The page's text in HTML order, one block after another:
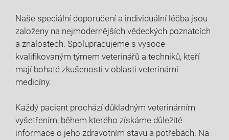
Naše speciální doporučení a individuální léčba jsou
založeny na nejmodernějších vědeckých poznatcích
a znalostech. Spolupracujeme s vysoce
kvalifikovaným týmem veterinářů a techniků, kteří
mají bohaté zkušenosti v oblasti veterinární
medicíny.
Každý pacient prochází důkladným veterinárním
vyšetřením, během kterého získáme důležité
informace o jeho zdravotním stavu a potřebách. Na